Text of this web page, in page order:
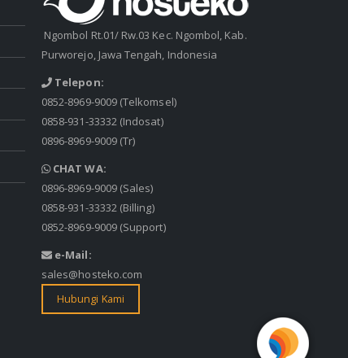
Ngombol Rt.01/ Rw.03 Kec. Ngombol, Kab.
Purworejo, Jawa Tengah, Indonesia
Telepon:
0852-8969-9009(Telkomsel)
0858-931-33332 (Indosat)
0896-8969-9009(Tr)
CHAT WA:
0896-8969-9009(Sales)
0858-931-33332 (Billing)
0852-8969-9009(Support)
e-Mail:
sales@hosteko.com
Hubungi Kami